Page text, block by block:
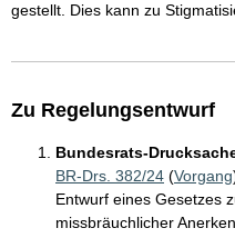
gestellt. Dies kann zu
Zu Regelungsentwurf
Bundesrats-
BR-Drs. 382/24 (Vorgang
Entwurf eines Gesetzes
missbräuchlicher